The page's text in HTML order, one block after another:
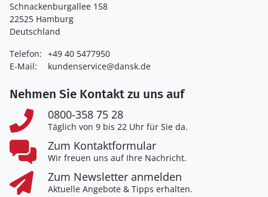
Schnackenburgallee 158
22525 Hamburg
Deutschland
Telefon: +49 40 5477950
E-Mail:
kundenservice@dansk.de
Nehmen Sie Kontakt zu uns auf
0800-358 75 28
Täglich von 9 bis 22 Uhr für Sie da.
Zum Kontaktformular
Wir freuen uns auf Ihre Nachricht.
Zum Newsletter anmelden
Aktuelle Angebote & Tipps erhalten.